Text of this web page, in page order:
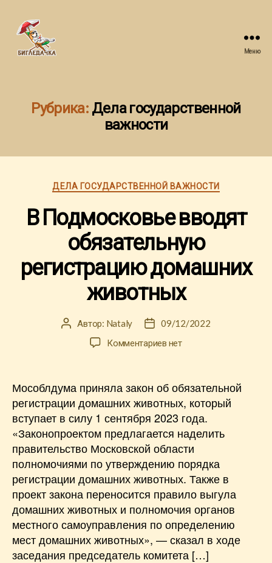
Меню
Рубрика: Дела государственной
важности
Рубрики
ДЕЛА ГОСУДАРСТВЕННОЙ ВАЖНОСТИ
В Подмосковье вводят
обязательную
регистрацию домашних
животных
Автор
записи
Автор: Nataly
Дата09/12/2022
Комментариевк
Подмосковье
вводят
обязательную
регистрацию
домашних
животных
нет
Мособлдума приняла закон об обязательной
регистрации домашних животных, который
вступает в силу 1 сентября 2023 года.
«Законопроектом предлагается наделить
правительство Московской области
полномочиями по утверждению порядка
регистрации домашних животных. Также в
проект закона переносится правило выгула
домашних животных и полномочия органов
местного самоуправления по определению
мест домашних животных», — сказал в ходе
заседания председатель комитета […]